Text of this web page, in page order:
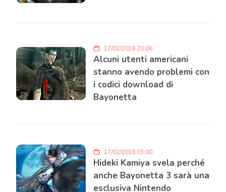
17/02/2018 20:06
Alcuni utenti americani
stanno avendo problemi con
i codici download di
Bayonetta
17/02/2018 03:00
Hideki Kamiya svela perché
anche Bayonetta 3 sarà una
esclusiva Nintendo